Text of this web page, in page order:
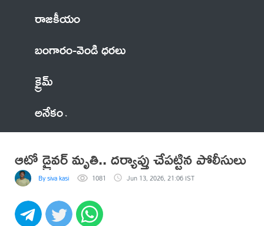
రాజకీయం
బంగారం-వెండి ధరలు
క్రైమ్
అనేకం
ఆటో డ్రైవర్ మృతి.. దర్యాప్తు చేపట్టిన పోలీసులు
By siva kasi 1081 Jun 13, 2026, 21:06 IST